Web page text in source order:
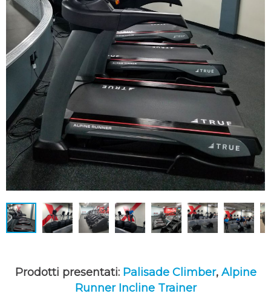
Prodotti presentati: Palisade Climber, Alpine
Runner Incline Trainer